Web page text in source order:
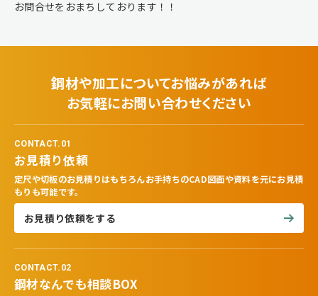
お問合せをおまちしております！！
鋼材や加工についてお悩みがあれば
お気軽にお問い合わせください
CONTACT.01
お見積り依頼
定尺や切板のお見積りはもちろんお手持ちのCAD図面や資料を元にお見積
もりも可能です。
お見積り依頼をする
CONTACT.02
鋼材なんでも相談BOX